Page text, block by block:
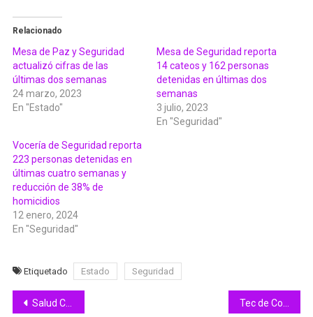
Relacionado
Mesa de Paz y Seguridad
actualizó cifras de las
últimas dos semanas
24 marzo, 2023
En "Estado"
Mesa de Seguridad reporta
14 cateos y 162 personas
detenidas en últimas dos
semanas
3 julio, 2023
En "Seguridad"
Vocería de Seguridad reporta
223 personas detenidas en
últimas cuatro semanas y
reducción de 38% de
homicidios
12 enero, 2024
En "Seguridad"
Etiquetado Estado Seguridad
Navegación
Salud Colima: control prenatal previene riesgos para mamá y bebé Tec de Colima fue sede de ceremonia cívica del Congreso del Estado